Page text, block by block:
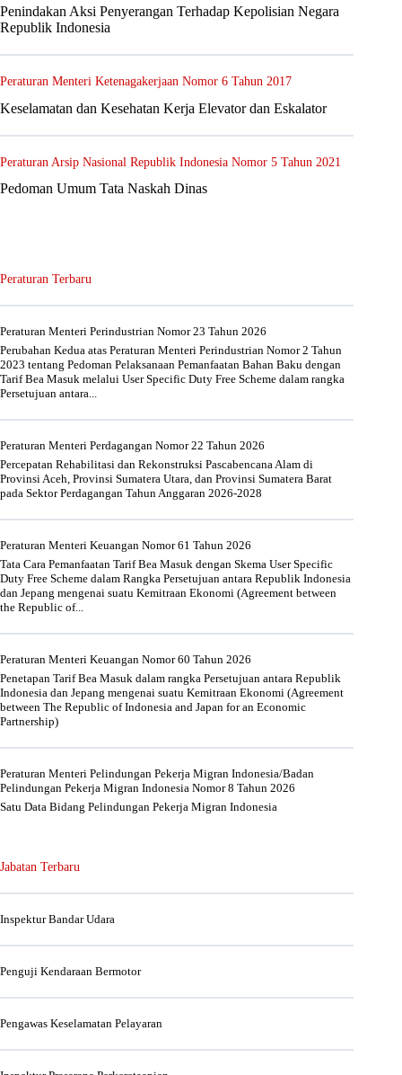
Penindakan Aksi Penyerangan Terhadap Kepolisian Negara
Republik Indonesia
Peraturan Menteri Ketenagakerjaan Nomor 6 Tahun 2017
Keselamatan dan Kesehatan Kerja Elevator dan Eskalator
Peraturan Arsip Nasional Republik Indonesia Nomor 5 Tahun 2021
Pedoman Umum Tata Naskah Dinas
Peraturan Terbaru
Peraturan Menteri Perindustrian Nomor 23 Tahun 2026
Perubahan Kedua atas Peraturan Menteri Perindustrian Nomor 2 Tahun
2023 tentang Pedoman Pelaksanaan Pemanfaatan Bahan Baku dengan
Tarif Bea Masuk melalui User Specific Duty Free Scheme dalam rangka
Persetujuan antara...
Peraturan Menteri Perdagangan Nomor 22 Tahun 2026
Percepatan Rehabilitasi dan Rekonstruksi Pascabencana Alam di
Provinsi Aceh, Provinsi Sumatera Utara, dan Provinsi Sumatera Barat
pada Sektor Perdagangan Tahun Anggaran 2026-2028
Peraturan Menteri Keuangan Nomor 61 Tahun 2026
Tata Cara Pemanfaatan Tarif Bea Masuk dengan Skema User Specific
Duty Free Scheme dalam Rangka Persetujuan antara Republik Indonesia
dan Jepang mengenai suatu Kemitraan Ekonomi (Agreement between
the Republic of...
Peraturan Menteri Keuangan Nomor 60 Tahun 2026
Penetapan Tarif Bea Masuk dalam rangka Persetujuan antara Republik
Indonesia dan Jepang mengenai suatu Kemitraan Ekonomi (Agreement
between The Republic of Indonesia and Japan for an Economic
Partnership)
Peraturan Menteri Pelindungan Pekerja Migran Indonesia/Badan
Pelindungan Pekerja Migran Indonesia Nomor 8 Tahun 2026
Satu Data Bidang Pelindungan Pekerja Migran Indonesia
Jabatan Terbaru
Inspektur Bandar Udara
Penguji Kendaraan Bermotor
Pengawas Keselamatan Pelayaran